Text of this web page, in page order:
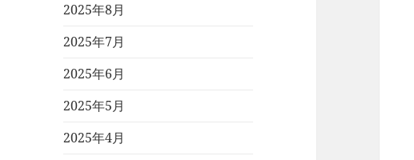
2025年8月
2025年7月
2025年6月
2025年5月
2025年4月